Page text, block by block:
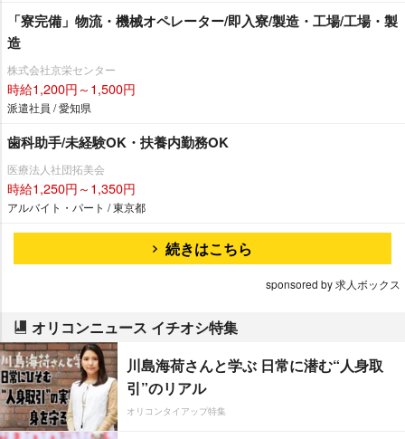
「寮完備」物流・機械オペレーター/即入寮/製造・工場/工場・製
造
株式会社京栄センター
時給1,200円～1,500円
派遣社員 / 愛知県
歯科助手/未経験OK・扶養内勤務OK
医療法人社団拓美会
時給1,250円～1,350円
アルバイト・パート / 東京都
続きはこちら
sponsored by 求人ボックス
オリコンニュース イチオシ特集
川島海荷さんと学ぶ 日常に潜む“人身取
引”のリアル
オリコンタイアップ特集